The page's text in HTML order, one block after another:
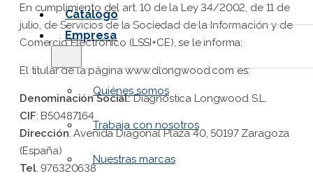
Catálogo
Empresa
Quiénes somos
Trabaja con nosotros
Nuestras marcas
En cumplimiento del art. 10 de la Ley 34/2002, de 11 de
julio, de Servicios de la Sociedad de la Información y de
Comercio Electrónico (LSSI+CE), se le informa:
El titular de la página www.dlongwood.com es:
Denominación Social:Diagnóstica Longwood S.L.
CIF: B50487164
Dirección: Avenida Diagonal Plaza 40, 50197 Zaragoza
(España)
Tel. 976320638